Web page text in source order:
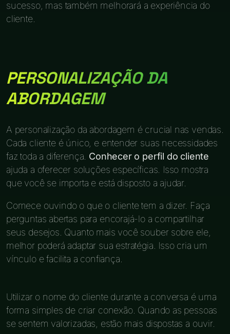
sucesso, mas também melhorará a experiência do
cliente.
PERSONALIZAÇÃO DA
ABORDAGEM
A personalização da abordagem é crucial nas vendas.
Cada cliente é único, e entender suas necessidades
faz toda a diferença. Conhecer o perfil do cliente
ajuda a oferecer soluções específicas. Isso mostra
que você se importa e está disposto a ajudar.
Comece ouvindo o que o cliente tem a dizer. Faça
perguntas abertas para encorajá-lo a compartilhar
seus desejos. Quanto mais você souber sobre ele,
melhor poderá adaptar sua estratégia. Isso cria um
vínculo e facilita a confiança.
Utilizar o nome do cliente durante a conversa é uma
forma simples de criar conexão. Quando as pessoas
se sentem valorizadas, estão mais dispostas a ouvir.